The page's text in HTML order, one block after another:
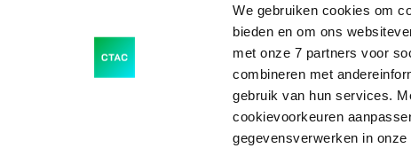
We gebruiken cookies om
bieden en om ons
met onze 7 partners voor
combineren met
gebruik van hun services.
cookievoorkeuren
gegevensverwerken in